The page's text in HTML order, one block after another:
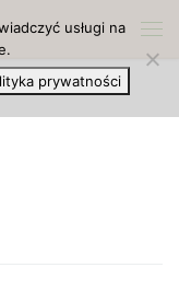
usługi na
prywatności